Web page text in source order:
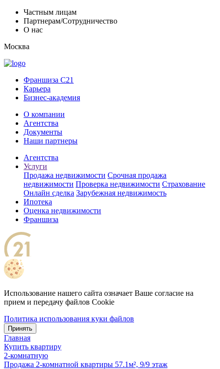
Частным лицам
Партнерам/Сотрудничество
О нас
Москва
Франшиза C21
Карьера
Бизнес-академия
О компании
Агентства
Документы
Наши партнеры
Агентства
Услуги
Продажа недвижимости Срочная продажа
недвижимости Проверка недвижимости Страхование
Онлайн сделка Зарубежная недвижимость
Ипотека
Оценка недвижимости
Франшиза
Использование нашего сайта означает Ваше согласие на
прием и передачу файлов Cookie
Политика использования куки файлов
Принять
Главная
Купить квартиру
2-комнатную
Продажа 2-комнатной квартиры 57.1м², 9/9 этаж